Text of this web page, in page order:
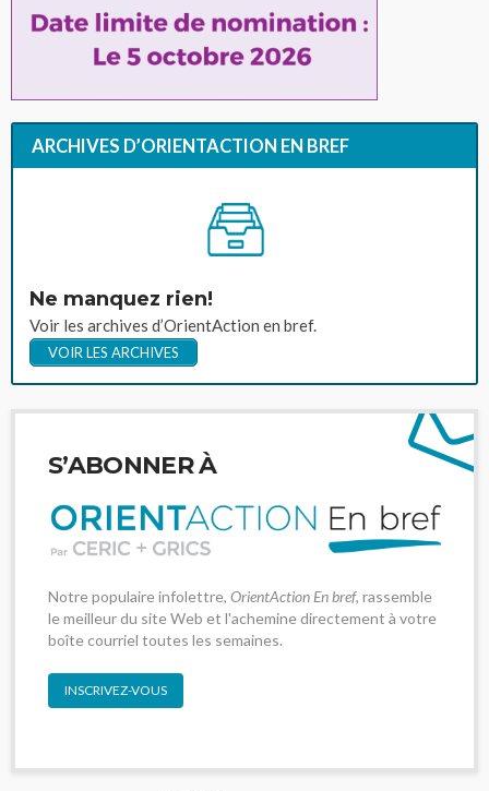
ARCHIVES D’ORIENTACTION EN BREF
Ne manquez rien!
Voir les archives d’OrientAction en bref.
VOIR LES ARCHIVES
S’ABONNER À
Notre populaire infolettre, OrientAction En bref, rassemble
le meilleur du site Web et l'achemine directement à votre
boîte courriel toutes les semaines.
INSCRIVEZ-VOUS